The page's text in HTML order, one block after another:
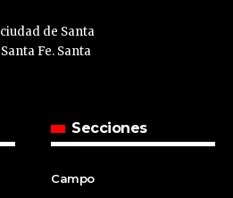
de Santa
Fe. Santa
Secciones
Campo